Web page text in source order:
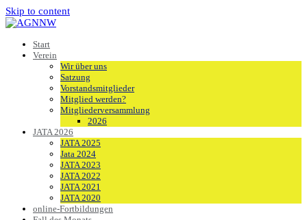
Skip to content
Start
Verein
Wir über uns
Satzung
Vorstandsmitglieder
Mitglied werden?
Mitgliederversammlung
2026
JATA 2026
JATA 2025
Jata 2024
JATA 2023
JATA 2022
JATA 2021
JATA 2020
online-Fortbildungen